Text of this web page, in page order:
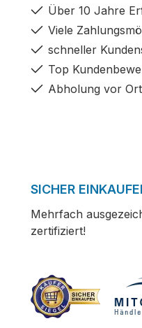
Über 10 Jahre
Viele
schneller
Top
Abholung vor
SICHER
Mehrfach
zertifiziert!